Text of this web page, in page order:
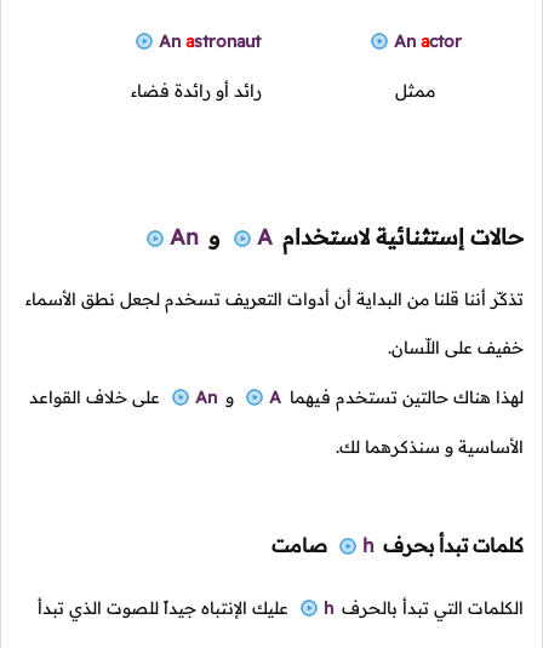
An actor
ممثل
An astronaut
رائد أو رائدة فضاء
حالات إستثنائية لاستخدام A و An
تذكّر أننا قلنا من البداية أن أدوات التعريف تسخدم لجعل نطق الأسماء
خفيف على اللّسان.
لهذا هناك حالتين تستخدم فيهما A و An على خلاف القواعد
الأساسية و سنذكرهما لك.
كلمات تبدأ بحرف h صامت
الكلمات التي تبدأ بالحرف h عليك الإنتباه جيداً للصوت الذي تبدأ